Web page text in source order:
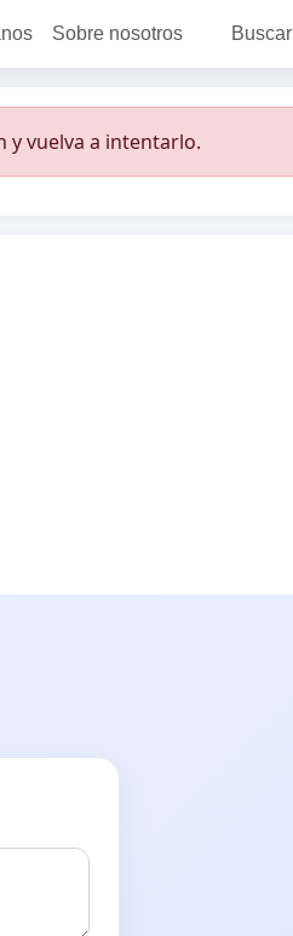
Sobre nosotros Buscar
y vuelva a intentarlo.